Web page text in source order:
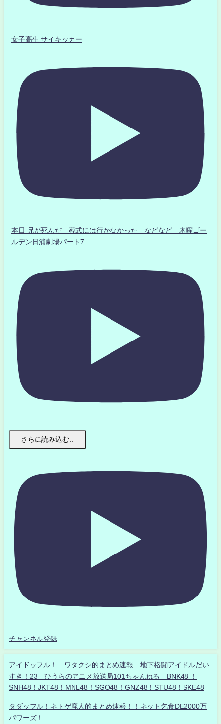
女子高生 サイキッカー
本日 兄が死んだ 葬式には行かなかった などなど 木曜ゴー
ルデン日浦劇場パート7
さらに読み込む...
チャンネル登録
アイドッフル！ ワタクシ的まとめ速報 地下格闘アイドルだい
すき！23 ひうらのアニメ放送局101ちゃんねる BNK48 ！
SNH48！JKT48！MNL48！SGO48！GNZ48！STU48！SKE48
タダッフル！ネトゲ廃人的まとめ速報！！ネット乞食DE2000万
パワーズ！